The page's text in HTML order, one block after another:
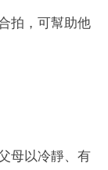
拍，可幫助他
母以冷靜、有